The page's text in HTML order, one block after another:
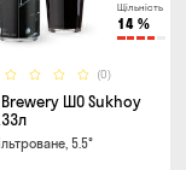
Щільність
14 %
(0)
Brewery ШО Sukhoy
5.5°